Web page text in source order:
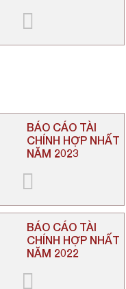
BÁO CÁO TÀI
CHÍNH HỢP NHẤT
NĂM 2023
BÁO CÁO TÀI
CHÍNH HỢP NHẤT
NĂM 2022